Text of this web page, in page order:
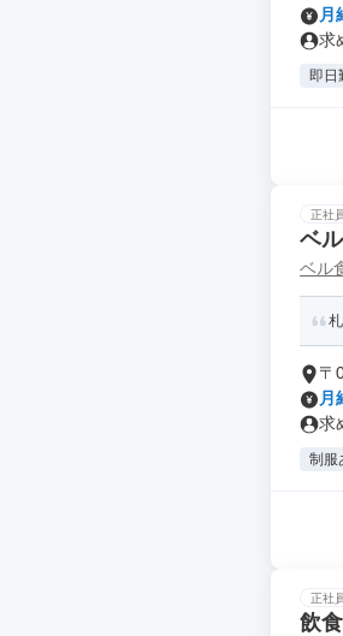
月
求
即日
正社
ベ
ベル
〒
月
求
制服
正社
飲